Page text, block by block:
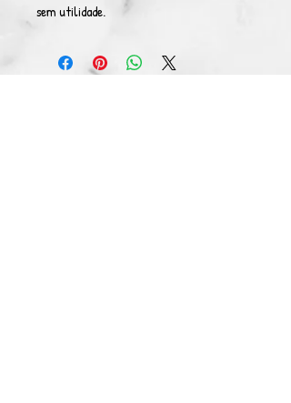
sem utilidade.